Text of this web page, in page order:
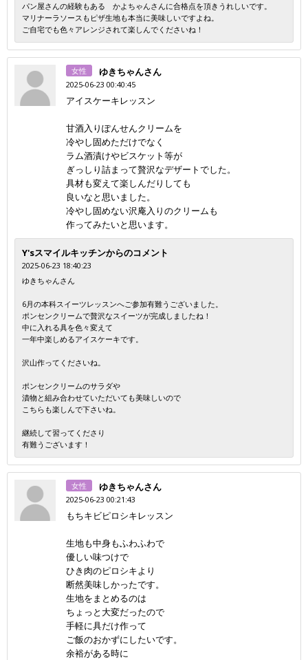
パン屋さんの経験もある かよちゃんさんに合格点を頂きうれしいです。
マリナーラソースもピザ生地も本当に美味しいですよね。
ご自宅でも色々アレンジされて楽しんでくださいね！
女性 ゆきちゃんさん
2025-06-23 00:40:45
アイスケーキレッスン
甘酒入りぽんせんクリームを
冷やし固めただけでなく
ラム酒漬けやビスケット等が
ぎっしり詰まって贅沢なデザートでした。
具材も変えて楽しんだりしても
良いなと思いました。
冷やし固めない沢庵入りのクリームも
作ってみたいと思います。
Y'sスマイルキッチンからのコメント
2025-06-23 18:40:23
ゆきちゃんさん
6月の本科スイーツレッスンへご参加有難うございました。
ポンセンクリームで贅沢なスイーツが完成しましたね！
中に入れる具を色々変えて
一年中楽しめるアイスケーキです。
沢山作ってくださいね。
ポンセンクリームのサラダや
漬物と組み合わせていただいても美味しいので
こちらも楽しんで下さいね。
継続して習ってくださり
有難うございます！
女性 ゆきちゃんさん
2025-06-23 00:21:43
もちキビピロシキレッスン
生地も中身もふわふわで
優しい味つけで
ひき肉のピロシキより
断然美味しかったです。
生地をまとめるのは
ちょっと大変だったので
手軽に具だけ作って
ご飯のおかずにしたいです。
余裕がある時に